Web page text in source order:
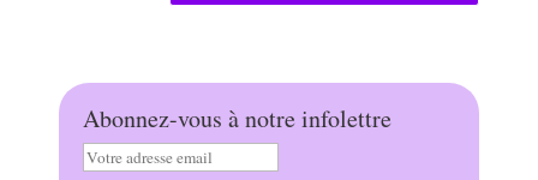
Abonnez-vous à notre infolettre